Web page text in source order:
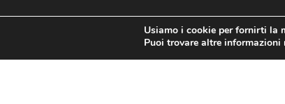
Usiamo i cookie per fornirti la
Puoi trovare altre